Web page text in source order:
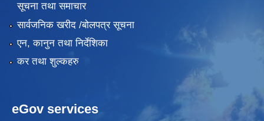
सूचना तथा समाचार
सार्वजनिक खरीद /बोलपत्र सूचना
एन, कानुन तथा निर्देशिका
कर तथा शुल्कहरु
eGov services